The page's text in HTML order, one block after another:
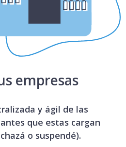
empresas
y ágil de las
que estas cargan
o suspendé).